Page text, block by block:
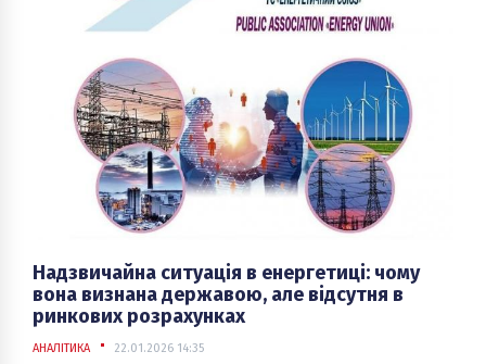
Надзвичайна ситуація в енергетиці: чому
вона визнана державою, але відсутня в
ринкових розрахунках
АНАЛІТИКА 22.01.2026 14:35